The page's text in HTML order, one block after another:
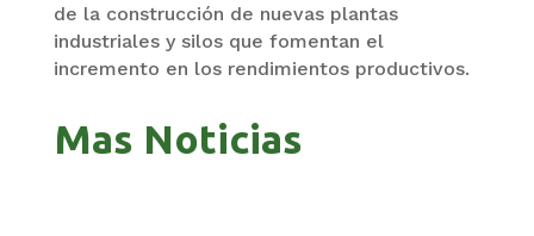
de la construcción de nuevas plantas
industriales y silos que fomentan el
incremento en los rendimientos productivos.
Mas Noticias